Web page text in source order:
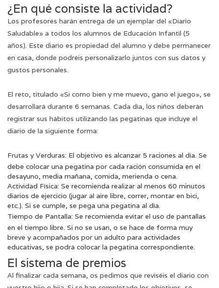
¿En qué consiste la actividad?
Los profesores harán entrega de un ejemplar del «Diario
Saludable» a todos los alumnos de Educación Infantil (5
años). Este diario es propiedad del alumno y debe permanecer
en casa, donde podréis personalizarlo juntos con sus datos y
gustos personales.
El reto, titulado «Si como bien y me muevo, gano el juego», se
desarrollará durante 6 semanas. Cada día, los niños deberán
registrar sus hábitos utilizando las pegatinas que incluye el
diario de la siguiente forma:
Frutas y Verduras: El objetivo es alcanzar 5 raciones al día. Se
debe colocar una pegatina por cada ración consumida en el
desayuno, media mañana, comida, merienda o cena.
Actividad Física: Se recomienda realizar al menos 60 minutos
diarios de ejercicio (jugar al aire libre, correr, montar en bici,
etc.). Si se cumple, se pega una pegatina al día.
Tiempo de Pantalla: Se recomienda evitar el uso de pantallas
en el tiempo libre. Si no se usan, o se hace de forma muy
breve y acompañados por un adulto para actividades
educativas, se podrá colocar la pegatina correspondiente.
El sistema de premios
Al finalizar cada semana, os pedimos que reviséis el diario con